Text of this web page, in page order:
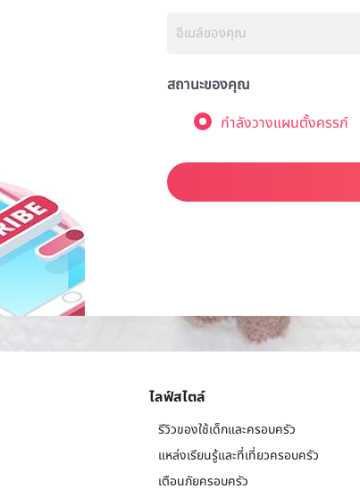
สถานะของคุณ
กำลังวางแผนตั้งครรภ์
ไลฟ์สไตล์
รีวิวของใช้เด็กและครอบครัว
แหล่งเรียนรู้และที่เที่ยวครอบครัว
เตือนภัยครอบครัว